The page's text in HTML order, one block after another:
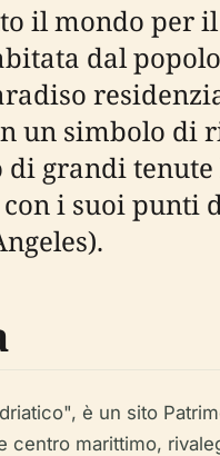
il mondo per
dal
un simbolo di
di grandi
i suoi punti
è un sito
centro marittimo,